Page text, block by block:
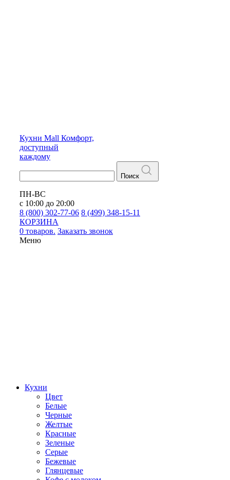
Кухни Mall Комфорт,
доступный
каждому
Поиск
ПН-ВС
с 10:00 до 20:00
8 (800) 302-77-06 8 (499) 348-15-11
КОРЗИНА
0 товаров. Заказать звонок
Меню
Кухни
Цвет
Белые
Черные
Желтые
Красные
Зеленые
Серые
Бежевые
Глянцевые